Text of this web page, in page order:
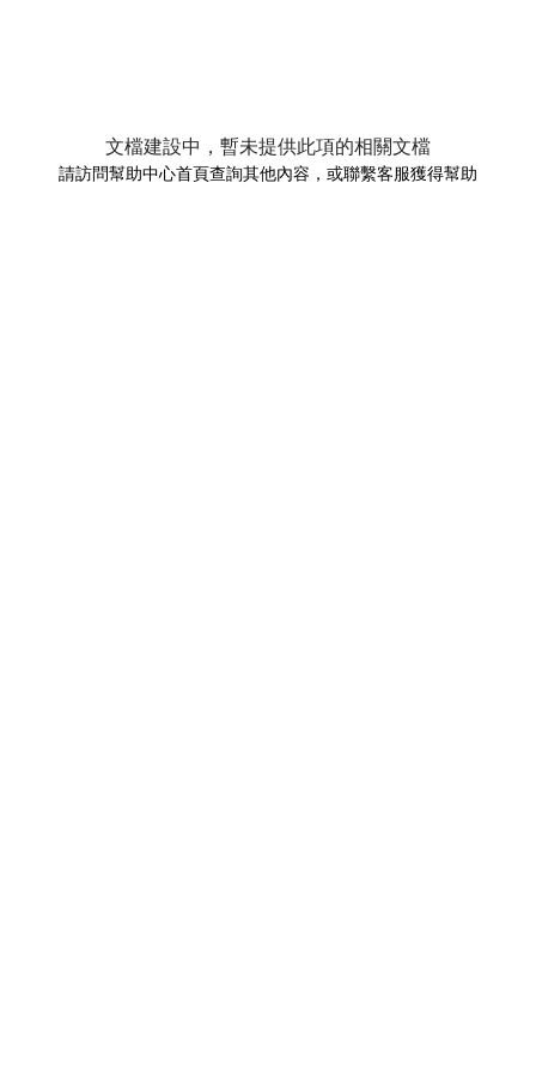
文檔建設中，暫未提供此項的相關文檔
請訪問幫助中心首頁查詢其他內容，或聯繫客服獲得幫助